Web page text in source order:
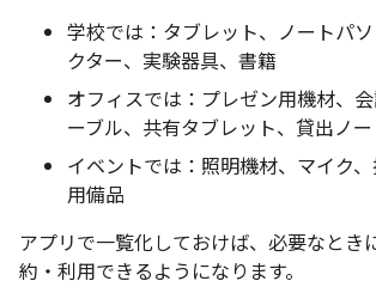
学校では：タブレット、ノートパ
クター、実験器具、書籍
オフィスでは：プレゼン用機材、
ーブル、共有タブレット、貸出ノ
イベントでは：照明機材、マイク
用備品
アプリで一覧化しておけば、必要なとき
約・利用できるようになります。